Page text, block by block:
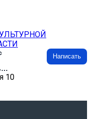
об
Написать
10